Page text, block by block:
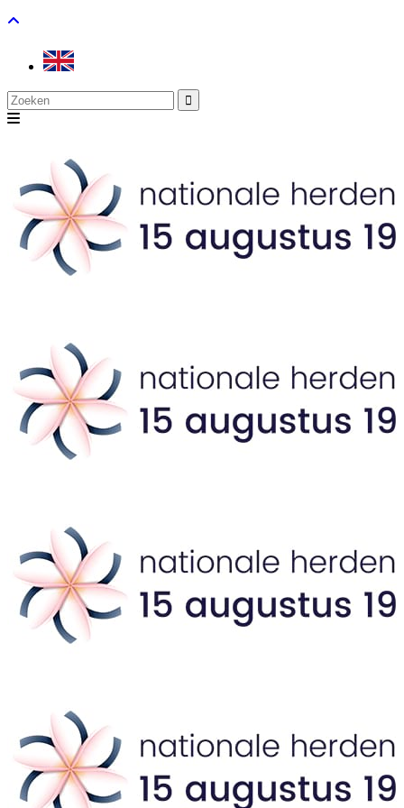
Search
for: